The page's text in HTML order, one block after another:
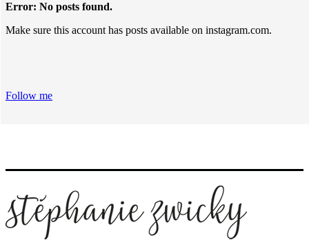
Error: No posts found.
Make sure this account has posts available on instagram.com.
Follow me